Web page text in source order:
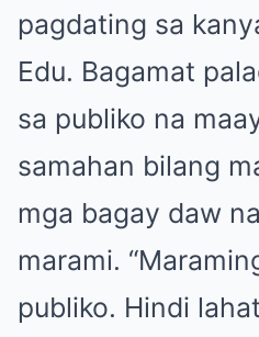
pagdating sa
Edu. Bagamat
sa publiko na
samahan bilang
mga bagay daw
marami.
publiko. Hindi